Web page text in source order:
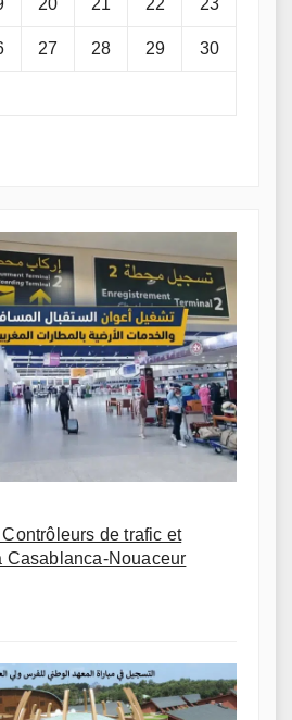
27 28 29 30
de trafic et
Casablanca-Nouaceur